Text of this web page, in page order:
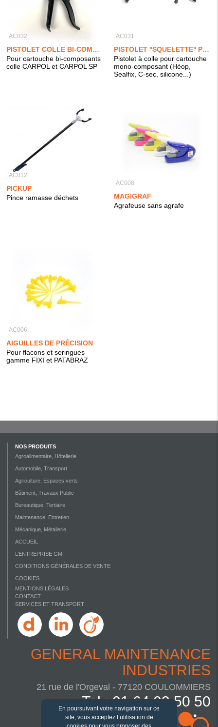
AC032
PISTOLET COLLE BI-COMPOSANTS 2X25ML
Pour cartouche bi-composants
colle CARPOL et CARPOL SP
AC031
PISTOLET ''SQUELETTE'' PRO
Pistolet à colle pour cartouche
mono-composant (Héop,
Sealfix, C-sec, silicone...)
AC012
PICKUP
Pince ramasse déchets
AC008
MAGIGRAF
Agrafeuse sans agrafe
AC006
AIGUILLES DE PRÉCISION
Pour flacons et seringues
gamme FIXI et PATABRAZ
En poursuivant votre navigation sur ce
site, vous acceptez l’utilisation de
NOS PRODUITS
Agroalimentaire, Hôtellerie
Automobile, Transport
Agriculture, Espaces verts
Bâtiment, Travaux Public
Bureautique, Tertiaire
Maintenance, Entretien
Mécanique, Métallerie
ACCUEIL
L’ENTREPRISE GMI
CONDITIONS GÉNÉRALES DE VENTE
COOKIES
MENTIONS LÉGALES
CONTACT
SERVICES ET TRANSPORT
GENERAL MAINTENANCE
INDUSTRIES
21 rue de l'Orgeval - 77120 COULOMMIERS
Tel : 01 64 03 50 50